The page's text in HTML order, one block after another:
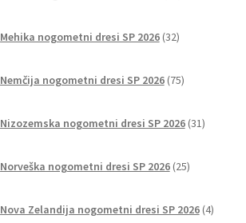
Mehika nogometni dresi SP 2026 32izdelkov
Nemčija nogometni dresi SP 2026 75izdelkov
Nizozemska nogometni dresi SP 2026 31izdelkov
Norveška nogometni dresi SP 2026 25izdelkov
Nova Zelandija nogometni dresi SP 2026 4izdelki